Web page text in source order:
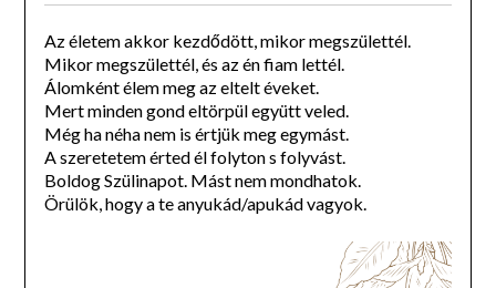
Az életem akkor kezdődött, mikor megszülettél.
Mikor megszülettél, és az én fiam lettél.
Álomként élem meg az eltelt éveket.
Mert minden gond eltörpül együtt veled.
Még ha néha nem is értjük meg egymást.
A szeretetem érted él folyton s folyvást.
Boldog Szülinapot. Mást nem mondhatok.
Örülök, hogy a te anyukád/apukád vagyok.